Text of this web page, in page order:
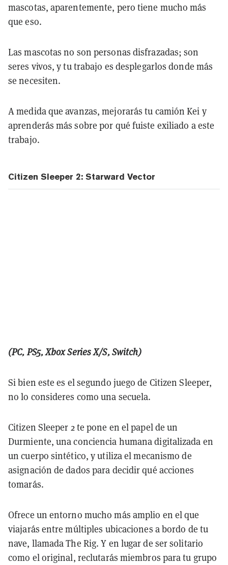
mascotas, aparentemente, pero tiene mucho más
que eso.
Las mascotas no son personas disfrazadas; son
seres vivos, y tu trabajo es desplegarlos donde más
se necesiten.
A medida que avanzas, mejorarás tu camión Kei y
aprenderás más sobre por qué fuiste exiliado a este
trabajo.
Citizen Sleeper 2: Starward Vector
(PC, PS5, Xbox Series X/S, Switch)
Si bien este es el segundo juego de Citizen Sleeper,
no lo consideres como una secuela.
Citizen Sleeper 2 te pone en el papel de un
Durmiente, una conciencia humana digitalizada en
un cuerpo sintético, y utiliza el mecanismo de
asignación de dados para decidir qué acciones
tomarás.
Ofrece un entorno mucho más amplio en el que
viajarás entre múltiples ubicaciones a bordo de tu
nave, llamada The Rig. Y en lugar de ser solitario
como el original, reclutarás miembros para tu grupo